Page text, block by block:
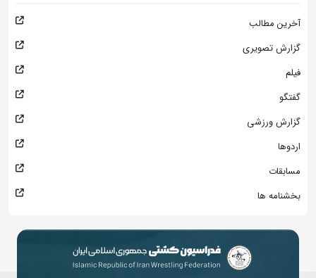
آخرین مطالب
گزارش تصویری
فیلم
گفتگو
گزارش ورزشی
اردوها
مسابقات
بخشنامه ها